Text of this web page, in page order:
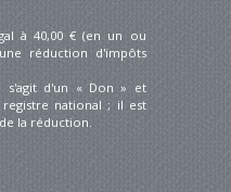
à 40,00 € (en un ou
réduction d'impôts
s'agit d'un « Don » et
national ; il est
la réduction.